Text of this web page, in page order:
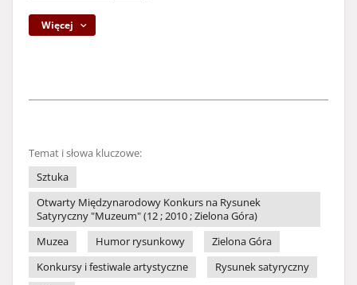
Więcej
Temat i słowa kluczowe:
Sztuka
Otwarty Międzynarodowy Konkurs na Rysunek
Satyryczny "Muzeum" (12 ; 2010 ; Zielona Góra)
Muzea
Humor rysunkowy
Zielona Góra
Konkursy i festiwale artystyczne
Rysunek satyryczny